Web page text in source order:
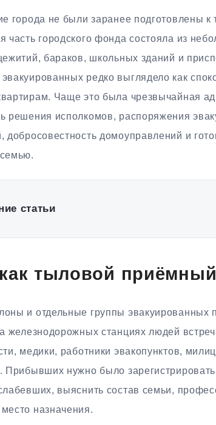
города не были заранее подготовлены
часть городского фонда состояла из
бараков, школьных зданий и
редко выглядело как
Чаще это была чрезвычайная
решения исполкомов, распоряжения
добросовестность домоуправлений и
статьи
тыловой
и отдельные группы эвакуированных
железнодорожных станциях людей
медики, работники эвакопунктов,
Прибывших нужно было
выяснить состав семьи,
назначения.